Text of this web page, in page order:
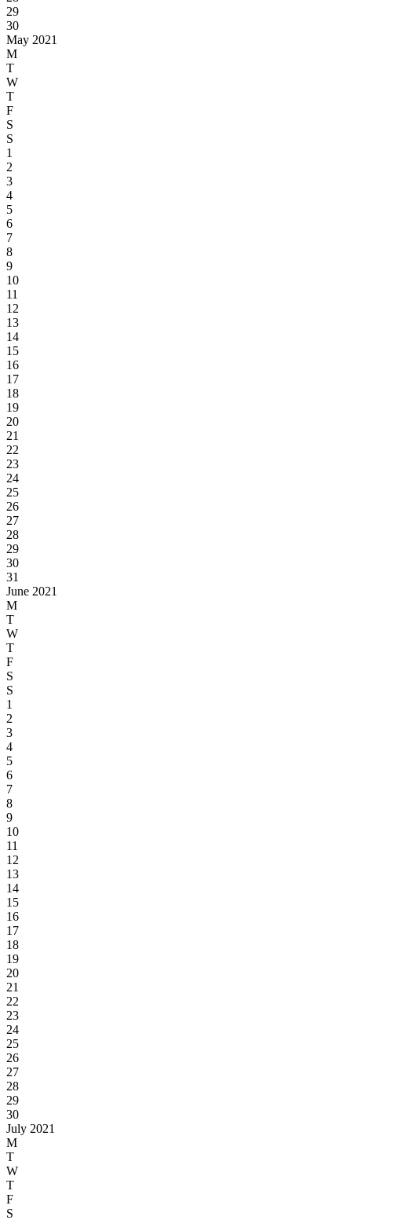
29
30
May 2021
M
T
W
T
F
S
S
1
2
3
4
5
6
7
8
9
10
11
12
13
14
15
16
17
18
19
20
21
22
23
24
25
26
27
28
29
30
31
June 2021
M
T
W
T
F
S
S
1
2
3
4
5
6
7
8
9
10
11
12
13
14
15
16
17
18
19
20
21
22
23
24
25
26
27
28
29
30
July 2021
M
T
W
T
F
S